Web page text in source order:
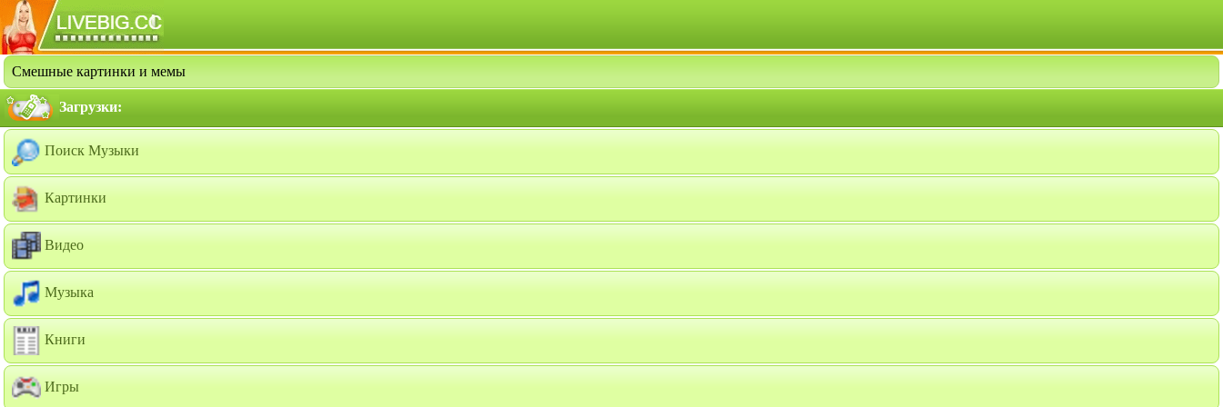
Смешные картинки и мемы
Загрузки:
Поиск Музыки
Картинки
Видео
Музыка
Книги
Игры